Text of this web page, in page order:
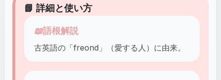
📘 詳細と使い方
📖語根解説
古英語の「freond」（愛する人）に由来。